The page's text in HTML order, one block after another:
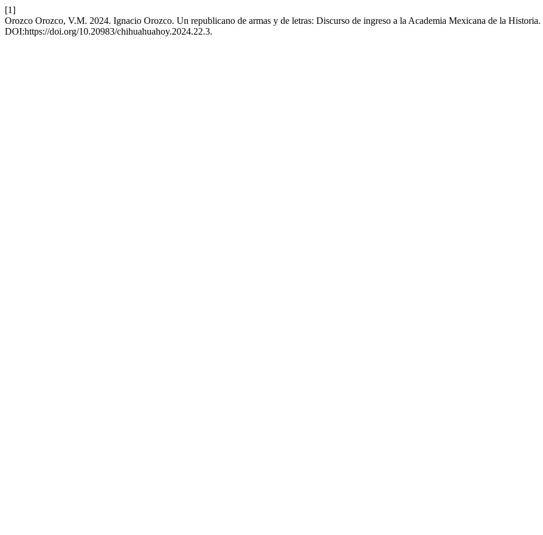
[1]
Orozco Orozco, V.M. 2024. Ignacio Orozco. Un republicano de armas y de letras: Discurso de ingreso a la Academia Mexicana de la Historia.
DOI:https://doi.org/10.20983/chihuahuahoy.2024.22.3.